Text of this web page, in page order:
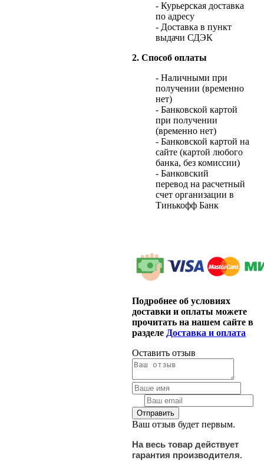
- Курьерская доставка
по адресу
- Доставка в пункт
выдачи СДЭК
2. Способ оплаты
- Наличными при
получении (временно
нет)
- Банковской картой
при получении
(временно нет)
- Банковской картой на
сайте (картой любого
банка, без комиссии)
- Банковский
перевод на расчетный
счет организации в
Тинькофф Банк
Подробнее об условиях
доставки и оплаты можете
прочитать на нашем сайте в
разделе Доставка и оплата
Оставить отзыв
Ваш отзыв будет первым.
На весь товар действует
гарантия производителя.